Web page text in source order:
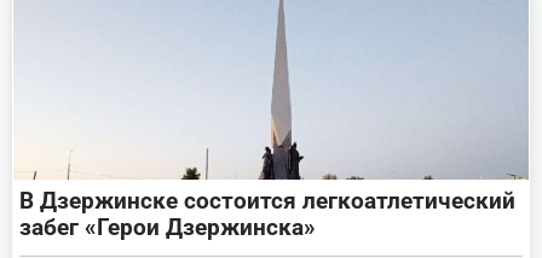
В Дзержинске состоится легкоатлетический
забег «Герои Дзержинска»